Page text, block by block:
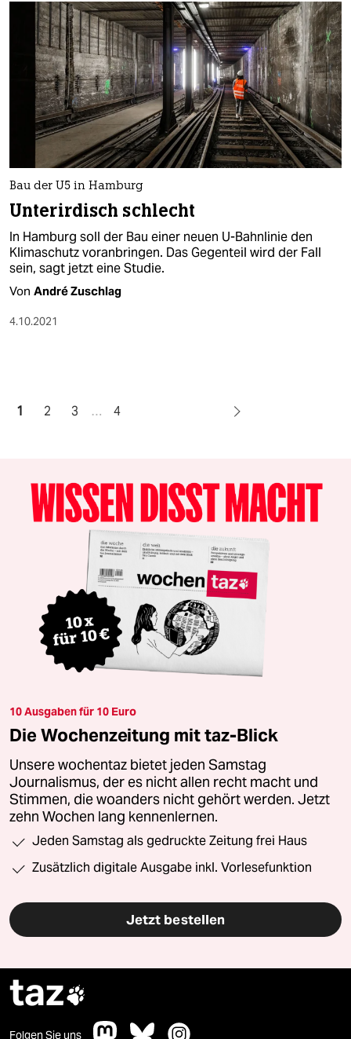
Bau der U5 in Hamburg
Unterirdisch schlecht
In Hamburg soll der Bau einer neuen U-Bahnlinie den
Klimaschutz voranbringen. Das Gegenteil wird der Fall
sein, sagt jetzt eine Studie.
Von André Zuschlag
4.10.2021
1 2 3 … 4
10 Ausgaben für 10 Euro
Die Wochenzeitung mit taz-Blick
Unsere wochentaz bietet jeden Samstag
Journalismus, der es nicht allen recht macht und
Stimmen, die woanders nicht gehört werden. Jetzt
zehn Wochen lang kennenlernen.
Jeden Samstag als gedruckte Zeitung frei Haus
Zusätzlich digitale Ausgabe inkl. Vorlesefunktion
Jetzt bestellen
taz
Folgen Sie uns